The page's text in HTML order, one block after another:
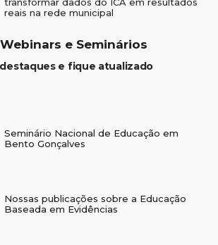
e Seminários
e fique atualizado